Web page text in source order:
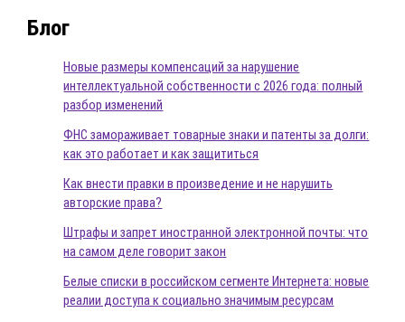
Блог
Новые размеры компенсаций за нарушение
интеллектуальной собственности с 2026 года: полный
разбор изменений
ФНС замораживает товарные знаки и патенты за долги:
как это работает и как защититься
Как внести правки в произведение и не нарушить
авторские права?
Штрафы и запрет иностранной электронной почты: что
на самом деле говорит закон
Белые списки в российском сегменте Интернета: новые
реалии доступа к социально значимым ресурсам